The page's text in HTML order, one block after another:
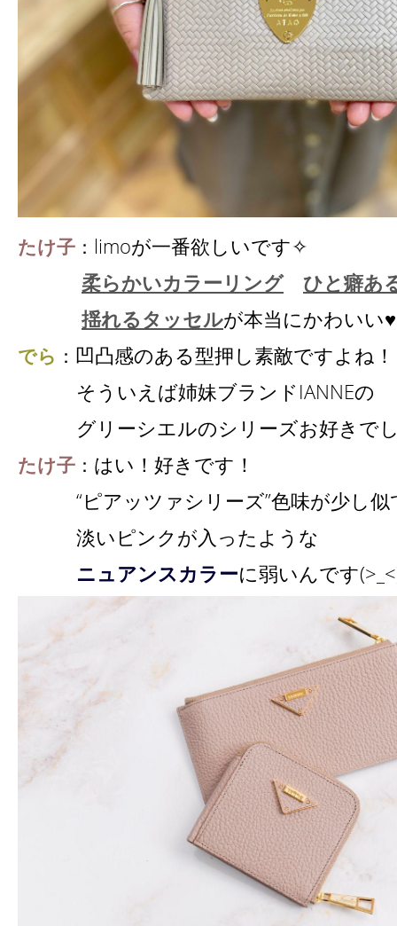
たけ子 ： limoが一番欲しいです✧
柔らかいカラーリング
ひと癖あ
揺れるタッセルが本当にかわいい♥
でら ： 凹凸感のある型押し素敵ですよね！
そういえば姉妹ブランドIANNEの
グリーシエルのシリーズお好きでし
たけ子 ： はい！好きです！
“ピアッツァシリーズ”色味が少し似
淡いピンクが入ったような
ニュアンスカラーに弱いんです